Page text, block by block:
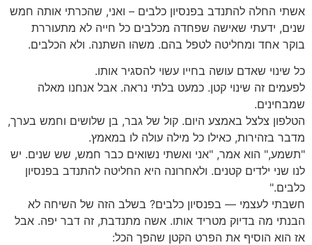
אשתי החלה להתנדב בפנסיון כלבים – ואני, שהכרתי אותה חמש
שנים, ידעתי שאישה שפחדה מכלבים כל חייה לא מתעוררת
בוקר אחד ומחליטה לטפל בהם. משהו השתנה. ולא הכלבים.
כל שינוי שאדם עושה בחייו עשוי להסגיר אותו.
לפעמים זה שינוי קטן. כמעט בלתי נראה. אבל אנחנו מאלה
שמבחינים.
הטלפון צלצל באמצע היום. קול של גבר, בן שלושים וחמש בערך,
מדבר בזהירות, כאילו כל מילה עולה לו במאמץ.
"תשמע," הוא אמר, "אני ואשתי נשואים כבר חמש, שש שנים. יש
לנו שני ילדים קטנים. ולאחרונה היא החליטה להתנדב בפנסיון
כלבים."
חשבתי לעצמי — בפנסיון כלבים? בשלב הזה של השיחה לא
הבנתי מה בדיוק מטריד אותו. אשה מתנדבת, זה דבר יפה. אבל
אז הוא הוסיף את הפרט הקטן שהפך הכל: